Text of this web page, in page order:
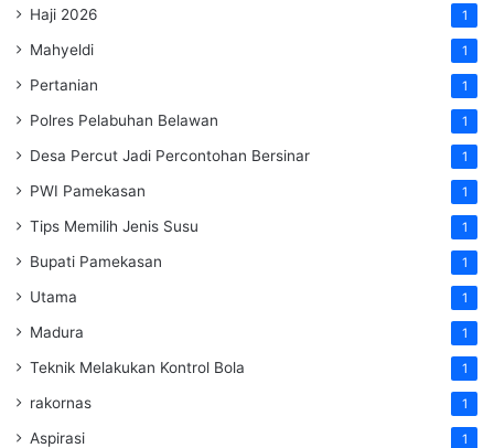
Haji 2026 1
Mahyeldi 1
Pertanian 1
Polres Pelabuhan Belawan 1
Desa Percut Jadi Percontohan Bersinar 1
PWI Pamekasan 1
Tips Memilih Jenis Susu 1
Bupati Pamekasan 1
Utama 1
Madura 1
Teknik Melakukan Kontrol Bola 1
rakornas 1
Aspirasi 1